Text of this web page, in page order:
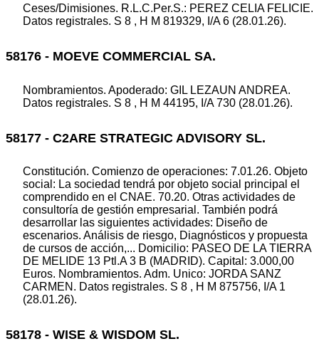
Ceses/Dimisiones. R.L.C.Per.S.: PEREZ CELIA FELICIE.
Datos registrales. S 8 , H M 819329, I/A 6 (28.01.26).
58176 - MOEVE COMMERCIAL SA.
Nombramientos. Apoderado: GIL LEZAUN ANDREA.
Datos registrales. S 8 , H M 44195, I/A 730 (28.01.26).
58177 - C2ARE STRATEGIC ADVISORY SL.
Constitución. Comienzo de operaciones: 7.01.26. Objeto
social: La sociedad tendrá por objeto social principal el
comprendido en el CNAE. 70.20. Otras actividades de
consultoría de gestión empresarial. También podrá
desarrollar las siguientes actividades: Diseño de
escenarios. Análisis de riesgo, Diagnósticos y propuesta
de cursos de acción,... Domicilio: PASEO DE LA TIERRA
DE MELIDE 13 Ptl.A 3 B (MADRID). Capital: 3.000,00
Euros. Nombramientos. Adm. Unico: JORDA SANZ
CARMEN. Datos registrales. S 8 , H M 875756, I/A 1
(28.01.26).
58178 - WISE & WISDOM SL.